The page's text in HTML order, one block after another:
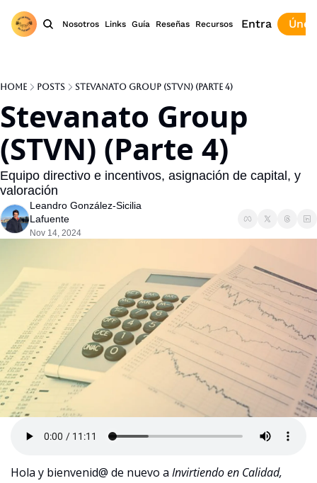
Nosotros Links Guía Reseñas Recursos Entra
Home Posts Stevanato Group (STVN) (Parte 4)
Stevanato Group
(STVN) (Parte 4)
Equipo directivo e incentivos, asignación de capital, y
valoración
Leandro González-Sicilia
Lafuente
Nov 14, 2024
Hola y bienvenid@ de nuevo a Invirtiendo en Calidad,